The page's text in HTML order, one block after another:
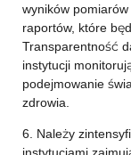
wyników
raportów, które
Transparentność
instytucji
podejmowanie
zdrowia.
6. Należy